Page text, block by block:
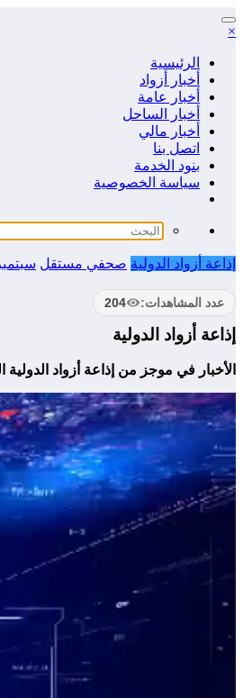
التجاوز
إلى
×
الرئيسية
أخبار أزواد
أخبار عامة
أخبار الساحل
أخبار مالي
اتصل بنا
بنود الخدمة
سياسة الخصوصية
إذاعة أزواد الدولية صحفي مستقل سبتمبر 19,
عدد المشاهدات: 204
إذاعة أزواد الدولية
الأخبار في موجز من إذاعة أزواد الدولية الخميس 19